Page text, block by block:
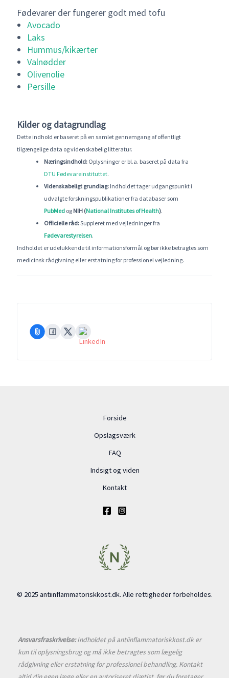
Fødevarer der fungerer godt med tofu
Avocado
Laks
Hummus/kikærter
Valnødder
Olivenolie
Persille
Kilder og datagrundlag
Dette indhold er baseret på en samlet gennemgang af offentligt
tilgængelige data og videnskabelig litteratur.
Næringsindhold:Oplysninger er bl.a. baseret på data fra
DTU Fødevareinstituttet.
Videnskabeligt grundlag:Indholdet tager udgangspunkt i
udvalgte forskningspublikationer fra databaser som
PubMed og NIH (National Institutes of Health).
Officielle råd:Suppleret med vejledninger fra
Fødevarestyrelsen.
Indholdet er udelukkende til informationsformål og bør ikke betragtes som
medicinsk rådgivning eller erstatning for professionel vejledning.
Forside
Opslagsværk
FAQ
Indsigt og viden
Kontakt
© 2025 antiinflammatoriskkost.dk. Alle rettigheder forbeholdes.
Ansvarsfraskrivelse:Indholdet på antiinflammatoriskkost.dk er
kun til oplysningsbrug og må ikke betragtes som lægelig
rådgivning eller erstatning for professionel behandling. Kontakt